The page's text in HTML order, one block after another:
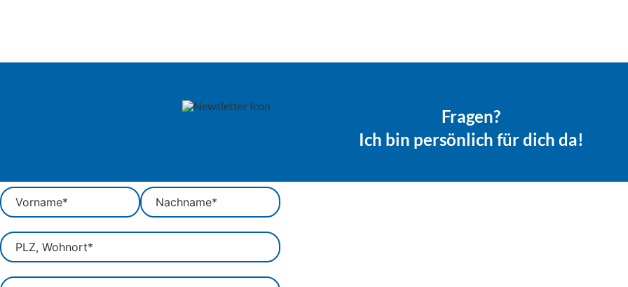
Fragen?
Ich bin persönlich für dich da!